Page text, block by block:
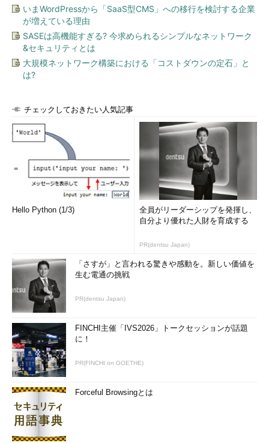
していました（平成20年3月期 有価証券報告書の配当政策の項を
参照）。平成21年3月期の有価証券報告書では、該当の記載は削
除されており、トヨタ自動車が配当についての政策をどのように
打ち出していくかについては、今後注目されるところです。
取引先や勤め先の決算書を見るに当たっても、内部留保（利益
み重ね・蓄えがどのくらいあるかを知ることができます。ただ
し、蓄えがあったとしても、資金化できず、資金繰りに行き詰ま
り、倒産するケースがあります（参考：「黒字倒産が起きるわけ
」）。決算書はさまざまな側面から見なければなりま
せんが、内部留保も重要なチェック項目の1つととらえておけば
よいですね。それではまた。
筆者紹介
京都生まれ。京都大学理学部卒業後、コンピュータの
世界に興味を持ち、オービックにネットワークエンジ
ニアとして入社。その後、公認会計士を志し同社を退社。
2007年、会計士試験合格。仰星監査法人に入所し現在に至
る。
イラスト：Ayumi
いまWordPressから「SaaS型CMS」への移行を検討する企業
が増えている理由
SASEは高機能すぎる? 今求められるシンプルなネットワーク
&セキュリティとは
大規模ネットワーク構築における「コストダウンの定石」と
は?
チェックしておきたい人気記事
Hello Python (1/3)
全員がリーダーシップを発揮し、
自分より優れた人財を育成する
PR(dentsu Japan)
「さすが」と言われる驚きや感動を。新しい価値を
生む電通の挑戦
PR(dentsu Japan)
FINCHI主催「IVS2026」トークセッションが話題
に！
PR(FINCHI on GOETHE)
Forceful Browsingとは